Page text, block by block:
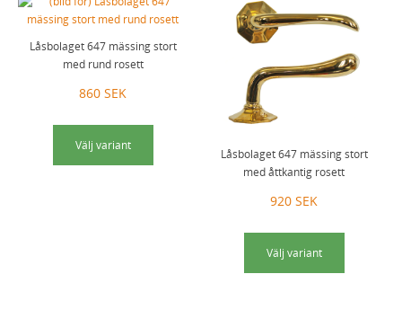
Låsbolaget 647 mässing stort
med rund rosett
860 SEK
Välj variant
Låsbolaget 647 mässing stort
med åttkantig rosett
920 SEK
Välj variant